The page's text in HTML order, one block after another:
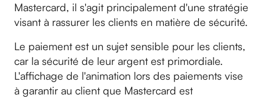
Mastercard, il s'agit principalement d'une stratégie
visant à rassurer les clients en matière de sécurité.
Le paiement est un sujet sensible pour les clients,
car la sécurité de leur argent est primordiale.
L'affichage de l'animation lors des paiements vise
à garantir au client que Mastercard est